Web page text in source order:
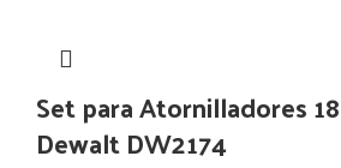
Set para Atornilladores
Dewalt DW2174